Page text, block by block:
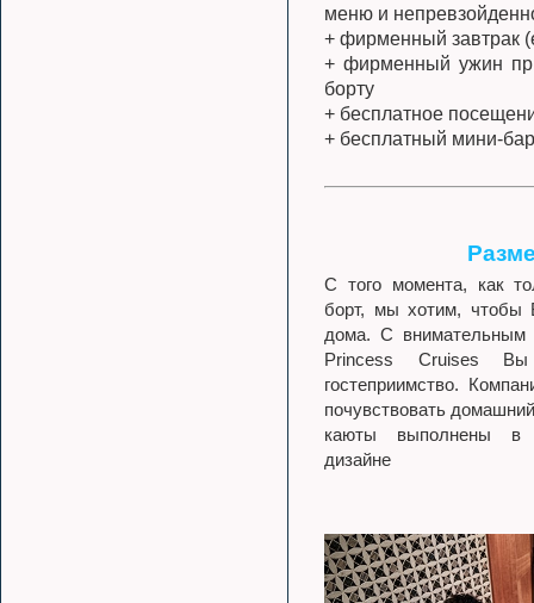
меню и
+ фирменный завтрак
+ фирменный ужин
борту
+ бесплатное
+ бесплатный мини-
С того момента, как
борт, мы хотим, чтобы
дома. С внимательным
Princess Cruises
гостеприимство.
почувствовать
каюты выполнены в
дизайне